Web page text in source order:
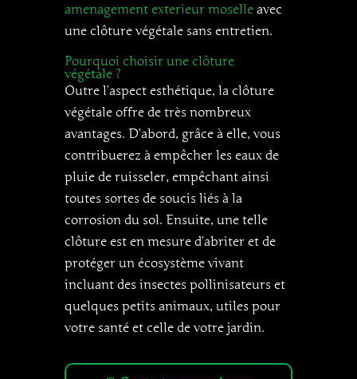
amenagement exterieur moselleavec
une clôture végétale sans entretien.
Pourquoi choisir une clôture
végétale ?
Outre l’aspect esthétique, la clôture
végétale offre de très nombreux
avantages. D’abord, grâce à elle, vous
contribuerez à empêcher les eaux de
pluie de ruisseler, empêchant ainsi
toutes sortes de soucis liés à la
corrosion du sol. Ensuite, une telle
clôture est en mesure d’abriter et de
protéger un écosystème vivant
incluant des insectes pollinisateurs et
quelques petits animaux, utiles pour
votre santé et celle de votre jardin.